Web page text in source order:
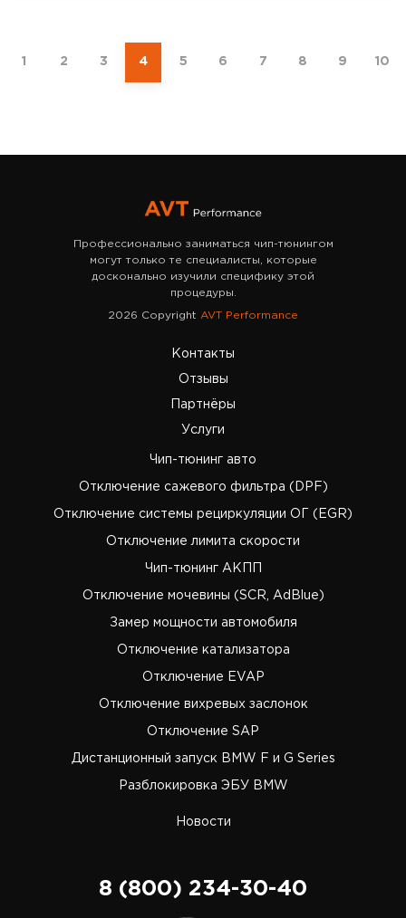
1 2 3 4 5 6 7 8 9 10
Профессионально заниматься чип-тюнингом
могут только те специалисты, которые
досконально изучили специфику этой
процедуры.
2026 Copyright AVT Performance
Новости
Услуги
Чип-тюнинг авто
Отключение сажевого фильтра (DPF)
Отключение системы рециркуляции ОГ (EGR)
Отключение лимита скорости
Чип-тюнинг АКПП
Отключение мочевины (SCR, AdBlue)
Замер мощности автомобиля
Отключение катализатора
Отключение EVAP
Отключение вихревых заслонок
Отключение SAP
Дистанционный запуск BMW F и G Series
Разблокировка ЭБУ BMW
Партнёры
Отзывы
Контакты
8 (800) 234-30-40